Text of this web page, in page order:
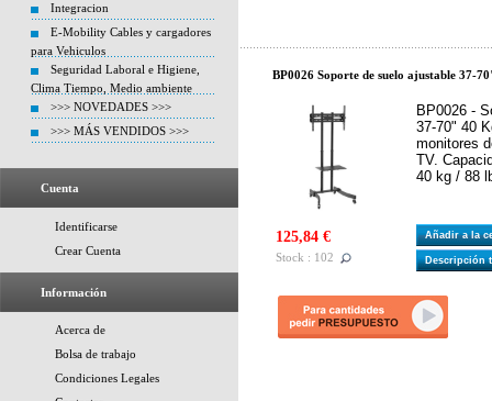
Integracion
E-Mobility Cables y cargadores
para Vehiculos
Seguridad Laboral e Higiene,
Clima Tiempo, Medio ambiente
>>> NOVEDADES >>>
>>> MÁS VENDIDOS >>>
Cuenta
Identificarse
Crear Cuenta
Información
Acerca de
Bolsa de trabajo
Condiciones Legales
BP0026 Soporte de suelo ajustable 37-
BP0026 -
37-70" 40
monitores
TV.
40 kg / 88
125,84 €
Stock : 102
Añadir a la
Descripción